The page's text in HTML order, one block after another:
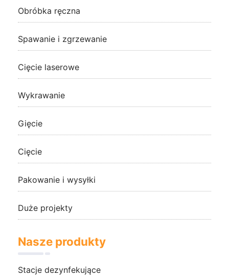
Obróbka ręczna
Spawanie i zgrzewanie
Cięcie laserowe
Wykrawanie
Gięcie
Cięcie
Pakowanie i wysyłki
Duże projekty
Nasze produkty
Stacje dezynfekujące